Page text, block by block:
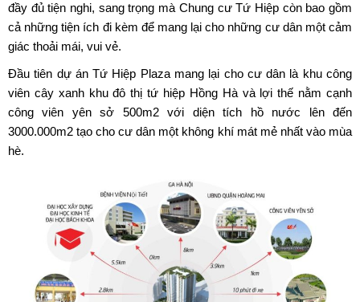
đầy đủ tiện nghi, sang trọng mà Chung cư Tứ Hiệpcòn bao gồm
cả những tiện ích đi kèm để mang lại cho những cư dân một cảm
giác thoải mái, vui vẻ.
Đầu tiên dự án Tứ Hiệp Plaza mang lại cho cư dân là khu công
viên cây xanh khu đô thị tứ hiệp Hồng Hà và lợi thế nằm cạnh
công viên yên sở 500m2 với diện tích hồ nước lên đến
3000.000m2 tạo cho cư dân một không khí mát mẻ nhất vào mùa
hè.